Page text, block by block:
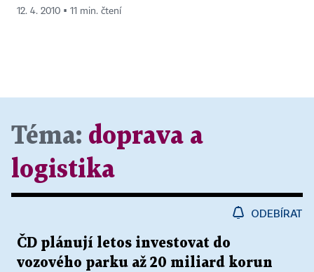
12. 4. 2010 ▪ 11 min. čtení
Téma: doprava a
logistika
ODEBÍRAT
ČD plánují letos investovat do
vozového parku až 20 miliard korun